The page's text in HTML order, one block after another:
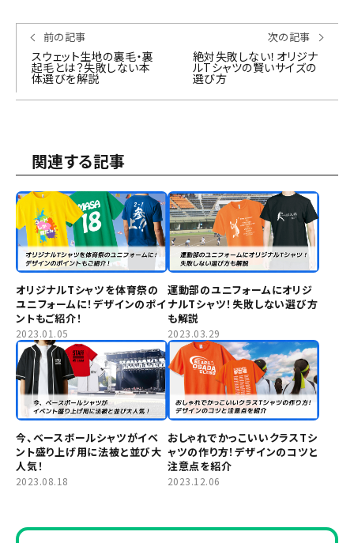
前の記事
スウェット生地の裏毛・裏
起毛とは？失敗しない本
体選びを解説
次の記事
絶対失敗しない！オリジナ
ルTシャツの賢いサイズの
選び方
関連する記事
オリジナルTシャツを体育祭の
ユニフォームに！デザインのポイ
ントもご紹介！
2023.01.05
運動部のユニフォームにオリジ
ナルTシャツ！失敗しない選び方
も解説
2023.03.29
今、ベースボールシャツがイベ
ント盛り上げ用に法被と並び大
人気！
2023.08.18
おしゃれでかっこいいクラスTシ
ャツの作り方！デザインのコツと
注意点を紹介
2023.12.06